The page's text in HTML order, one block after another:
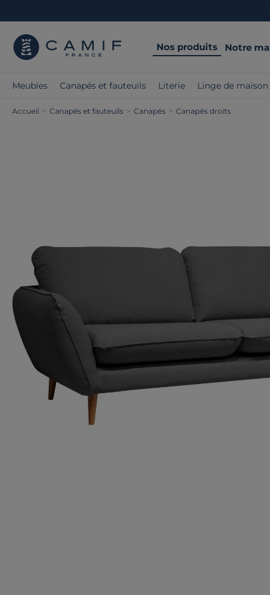
Nos produits Notre
Meubles Canapés et fauteuils Literie Linge de maison
Accueil > Canapés et fauteuils > Canapés > Canapés droits